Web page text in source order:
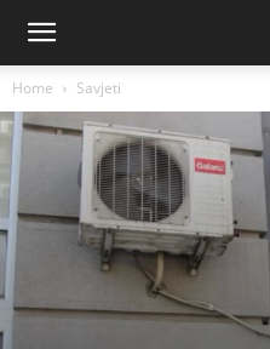
Home Savjeti